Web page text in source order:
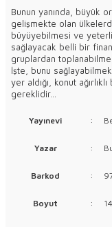
Bunun yanında, büyük
gelişmekte olan
büyüyebilmesi ve
sağlayacak belli bir
gruplardan
İşte, bunu
yer aldığı, konut
gereklidir...
Yayınevi :
Yazar :
Barkod :
Boyut :